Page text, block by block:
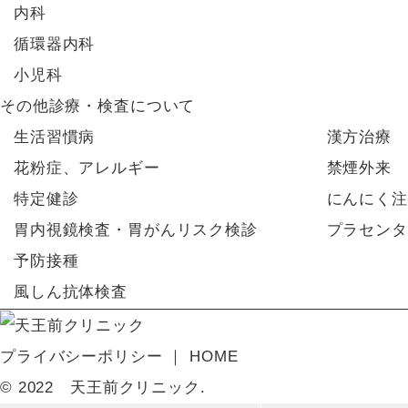
内科
循環器内科
小児科
その他診療・検査について
生活習慣病
花粉症、アレルギー
特定健診
胃内視鏡検査・胃がんリスク検診
予防接種
風しん抗体検査
漢方治療
禁煙外来
にんにく
プラセン
プライバシーポリシー
HOME
© 2022 天王前クリニック.